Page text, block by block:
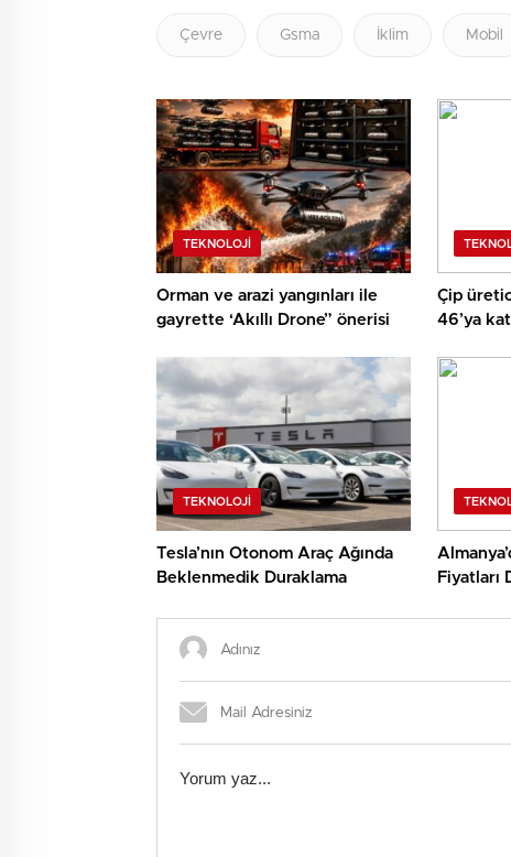
Çevre Gsma İklim Mobil
TEKNOLOJI
Orman ve arazi yangınları ile
gayrette ‘Akıllı Drone” önerisi
Çip
46’ya
TEKNOLOJI
Tesla’nın Otonom Araç Ağında
Beklenmedik Duraklama
Fiyatları